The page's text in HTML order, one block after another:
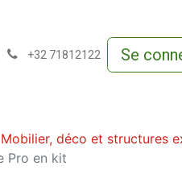
de-vente
+32 71812122 Se
Mobilier, déco et structures
Pro en kit